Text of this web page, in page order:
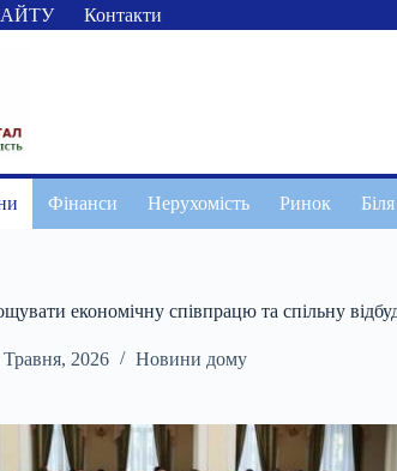
Контакти
Фінанси Нерухомість Ринок
економічну співпрацю та спільну
Травня, 2026 Новини дому